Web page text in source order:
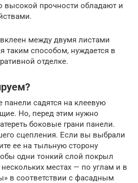
высокой прочности обладают и
между двумя листами
таким способом, нуждается в
отделке.
садятся на клеевую
Но, перед этим нужно
боковые грани панели.
сцепления. Если вы выбрали
ее на тыльную сторону
одни тонкий слой покрыл
местах — по углам и в
в соответствии с фасадным